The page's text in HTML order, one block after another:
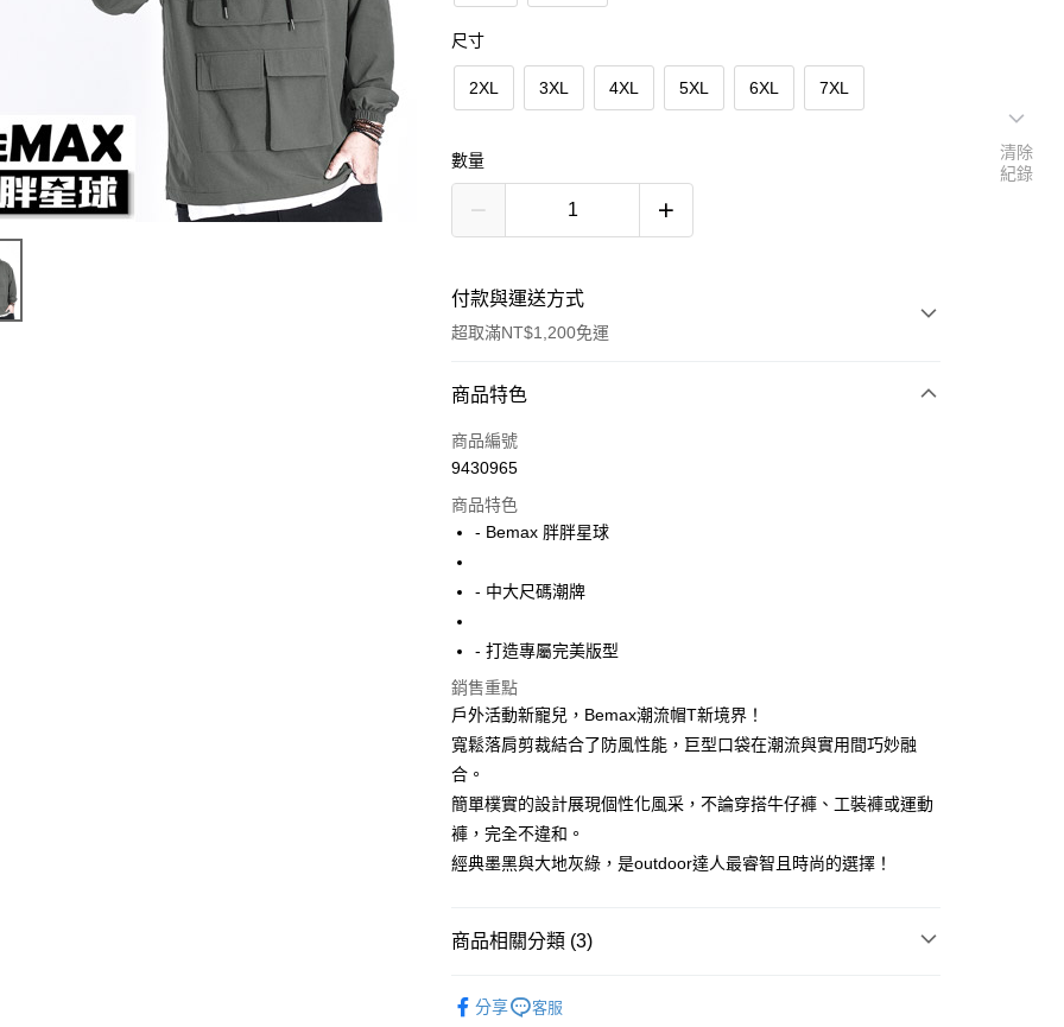
尺寸
2XL 3XL 4XL 5XL 6XL 7XL
數量
付款與運送方式
超取滿NT$1,200免運
付款方式
信用卡一次付款
LINE Pay
Apple Pay
悠遊付
AFTEE先享後付
相關說明
【關於「AFTEE先享後付」】
AFTEE先享後付是「在收到商品之後才付款」的支付方式。 讓您購物簡單
便利好安心！
１．簡單：不需註冊會員、不需綁卡、不需儲值。
２．便利：只要手機號碼，簡訊認證，即可結帳。
３．安心：先確認商品／服務後，再付款。
付」結帳頁面，進行簡訊認證並確認金額後，即可完成結帳。
／ATM／網路銀行／等多元方式進行付款，方視為交易完成。
ATM付款
運送方式
每筆NT$80，滿NT$1,200(含以上)免運費
商品特色
商品編號
9430965
商品特色
- Bemax 胖胖星球
- 中大尺碼潮牌
- 打造專屬完美版型
銷售重點
戶外活動新寵兒，Bemax潮流帽T新境界！
寬鬆落肩剪裁結合了防風性能，巨型口袋在潮流與實用間巧妙融
合。
簡單樸實的設計展現個性化風采，不論穿搭牛仔褲、工裝褲或運動
褲，完全不違和。
經典墨黑與大地灰綠，是outdoor達人最睿智且時尚的選擇！
商品相關分類 (3)
分享 客服
清除
紀錄